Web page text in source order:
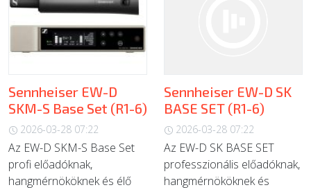
Sennheiser EW-D
SKM-S Base Set (R1-6)
2026-03-28 07:22
Az EW-D SKM-S Base Set
profi előadóknak,
hangmérnököknek és élő
Sennheiser EW-D SK
BASE SET (R1-6)
2026-03-28 07:22
Az EW-D SK BASE SET
professzionális előadóknak,
hangmérnököknek és